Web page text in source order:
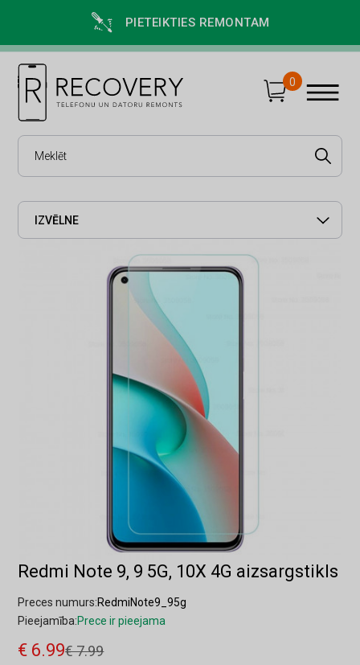
PIETEIKTIES REMONTAM
0
IZVĒLNE
Redmi Note 9, 9 5G, 10X 4G aizsargstikls
Preces numurs:RedmiNote9_95g
Pieejamība:Prece ir pieejama
€ 6.99€ 7.99